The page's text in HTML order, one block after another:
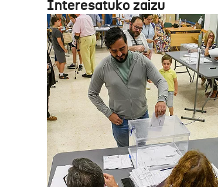
Interesatuko zaizu